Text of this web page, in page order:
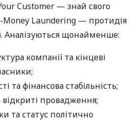
Customer — знай свого
Money Laundering — протидія
Аналізуються щонайменше:
компанії та кінцеві
та фінансова стабільність;
відкриті провадження;
та статус політично